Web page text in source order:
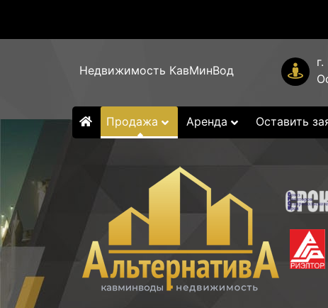
Недвижимость КавМинВод
Продажа Аренда Оставить